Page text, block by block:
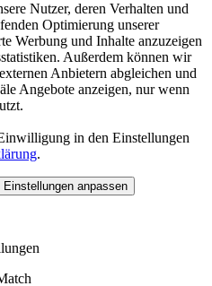
Nutzer, deren Verhalten und
Optimierung unserer
Werbung und Inhalte anzuzeigen
Außerdem können wir
Anbietern abgleichen und
Angebote anzeigen, nur wenn
in den Einstellungen
.
Einstellungen anpassen